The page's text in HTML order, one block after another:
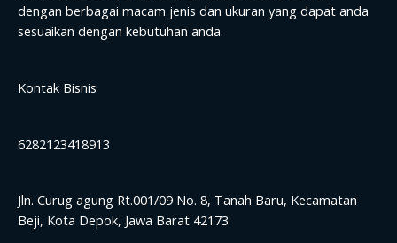
dengan berbagai macam jenis dan ukuran yang dapat anda
sesuaikan dengan kebutuhan anda.
Kontak Bisnis
6282123418913
Jln. Curug agung Rt.001/09 No. 8, Tanah Baru, Kecamatan
Beji, Kota Depok, Jawa Barat 42173